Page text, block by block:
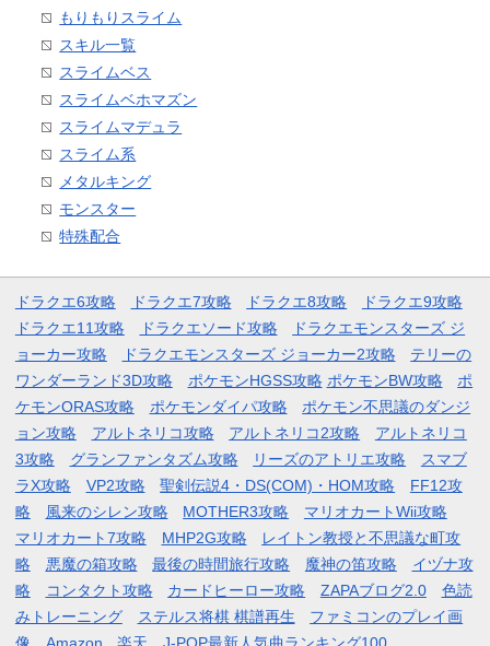
もりもりスライム
スキル一覧
スライムベス
スライムベホマズン
スライムマデュラ
スライム系
メタルキング
モンスター
特殊配合
ドラクエ6攻略 ドラクエ7攻略 ドラクエ8攻略
ドラクエ9攻略
ドラクエ11攻略
ドラクエソード攻略
ドラクエモンスターズ ジ
ョーカー攻略
ドラクエモンスターズ ジョーカー2攻略
テリーの
ワンダーランド3D攻略
ポケモンHGSS攻略 ポケモンBW攻略
ポ
ケモンORAS攻略
ポケモンダイパ攻略
ポケモン不思議のダンジ
ョン攻略
アルトネリコ攻略 アルトネリコ2攻略
アルトネリコ
3攻略
グランファンタズム攻略 リーズのアトリエ攻略
スマブ
ラX攻略
VP2攻略 聖剣伝説4・DS(COM)・HOM攻略
FF12攻
略
風来のシレン攻略 MOTHER3攻略
マリオカートWii攻略
マリオカート7攻略
MHP2G攻略
レイトン教授と不思議な町攻
略
悪魔の箱攻略 最後の時間旅行攻略 魔神の笛攻略
イヅナ攻
略
コンタクト攻略 カードヒーロー攻略 ZAPAブログ2.0
色読
みトレーニング
ステルス将棋 棋譜再生
ファミコンのプレイ画